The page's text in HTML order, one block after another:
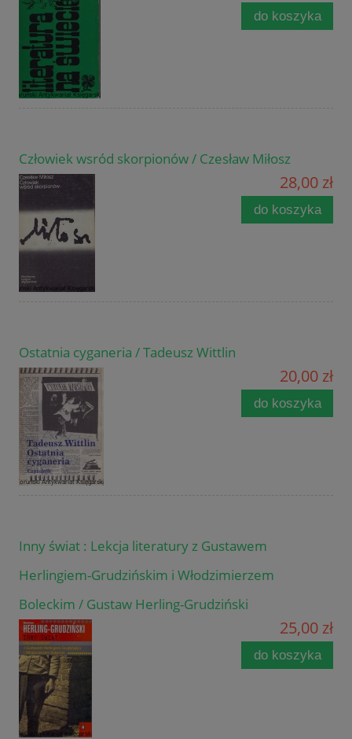
do koszyka
Człowiek wsród skorpionów / Czesław Miłosz
28,00 zł
do koszyka
Ostatnia cyganeria / Tadeusz Wittlin
20,00 zł
do koszyka
Inny świat : Lekcja literatury z Gustawem
Herlingiem-Grudzińskim i Włodzimierzem
Boleckim / Gustaw Herling-Grudziński
25,00 zł
do koszyka